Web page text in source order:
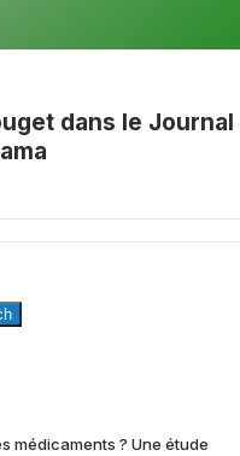
dans le Journal
médicaments ? Une étude